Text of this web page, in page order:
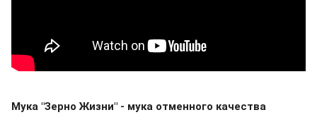
Мука "Зерно Жизни" - мука отменного качества